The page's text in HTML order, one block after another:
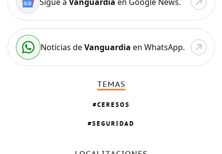
Noticias deVanguardia en WhatsApp.
TEMAS
CERESOS
SEGURIDAD